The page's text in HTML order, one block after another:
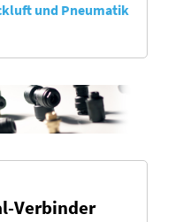
und Pneumatik
Verbinder